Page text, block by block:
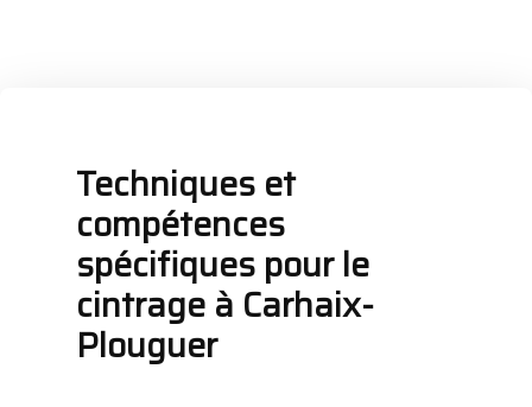
Techniques et
compétences
spécifiques pour le
cintrage à Carhaix-
Plouguer